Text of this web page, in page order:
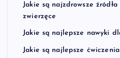
Jakie są najzdrowsze
zwierzęce
Jakie są najlepsze nawyki
Jakie są najlepsze